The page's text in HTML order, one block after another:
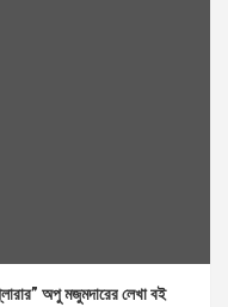
অপু মজুমদারের লেখা বই